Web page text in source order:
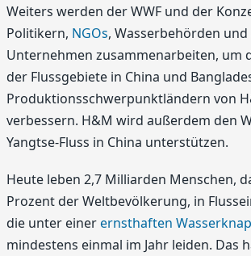
Weiters werden der WWF und der
Politikern, NGOs, Wasserbehörden
Unternehmen zusammenarbeiten, um
der Flussgebiete in China und
Produktionsschwerpunktländern von
verbessern. H&M wird außerdem den
Yangtse-Fluss in China unterstützen.
Heute leben 2,7 Milliarden Menschen,
Prozent der Weltbevölkerung, in
die unter einerernsthaften
mindestens einmal im Jahr leiden. Das